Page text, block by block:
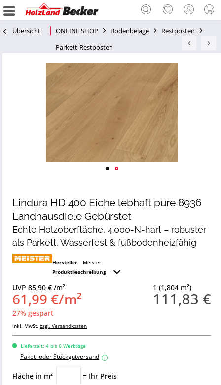
Übersicht ONLINE SHOP Bodenbeläge
Restposten
Parkett-Restposten
Lindura HD 400 Eiche lebhaft pure 8936
Landhausdiele Gebürstet
Echte Holzoberfläche, 4.000-N-hart – robuster
als Parkett, Wasserfest & fußbodenheizfähig
Hersteller
Meister
Produktbeschreibung
1 (1,804 m²)
111,83 €
UVP 85,90 € /m²
61,99 €/m²
27% gespart
inkl. MwSt. zzgl. Versandkosten
Lieferzeit: 4 bis 6 Werktage
Paket- oder Stückgutversand i
Fläche in m² = Ihr Preis